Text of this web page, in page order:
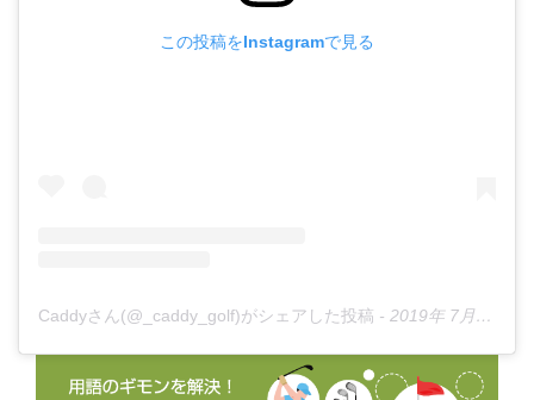
この投稿をInstagramで見る
Caddyさん(@_caddy_golf)がシェアした投稿 - 2019年 7月月8日午後6時37分PDT